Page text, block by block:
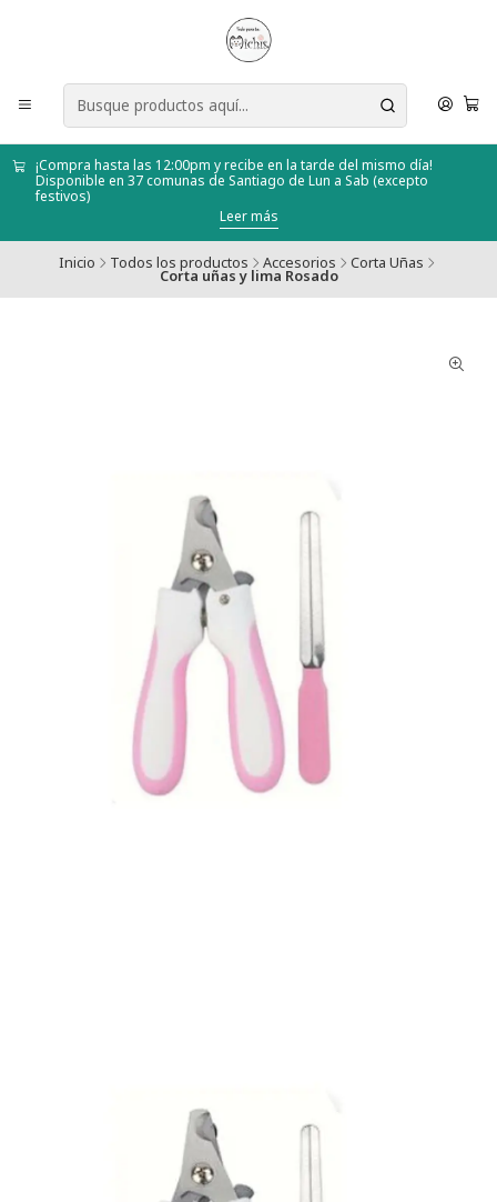
¡Compra hasta las 12:00pm y recibe en la tarde del mismo día!
Disponible en 37 comunas de Santiago de Lun a Sab (excepto
festivos)
Leer más
Inicio Todos los productos Accesorios Corta Uñas
Corta uñas y lima Rosado